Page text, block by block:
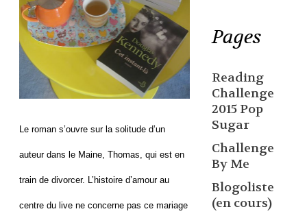
Le roman s’ouvre sur la solitude d’un
auteur dans le Maine, Thomas, qui est en
train de divorcer. L’histoire d’amour au
centre du live ne concerne pas ce mariage
Pages
Reading
Challenge
2015 Pop
Sugar
Challenge
By Me
Blogoliste
(en cours)